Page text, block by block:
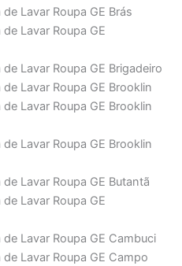
Lavar Roupa GE Brás
Lavar Roupa GE
Lavar Roupa GE Brigadeiro
Lavar Roupa GE Brooklin
Lavar Roupa GE Brooklin
Lavar Roupa GE Brooklin
Lavar Roupa GE Butantã
Lavar Roupa GE
Lavar Roupa GE Cambuci
Lavar Roupa GE Campo